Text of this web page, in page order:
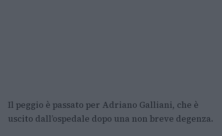
Il peggio è passato per Adriano Galliani, che è
uscito dall’ospedale dopo una non breve degenza.